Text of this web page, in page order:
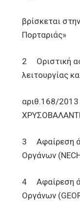
βρίσκεται
Πορταριάς»
2 Οριστική
λειτουργίας
αριθ.168/
3 Αφαίρεση
Οργάνων
4 Αφαίρεση
Οργάνων